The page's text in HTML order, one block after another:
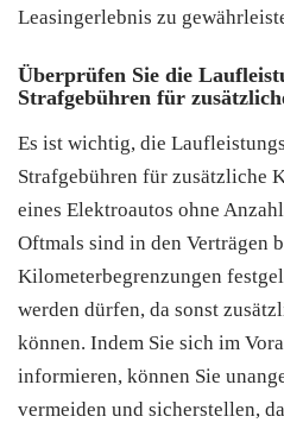
Leasingerlebnis zu
Überprüfen Sie die
Strafgebühren für
Es ist wichtig, die
Strafgebühren für zusätzliche
eines Elektroautos ohne
Oftmals sind in den Verträgen
Kilometerbegrenzungen
werden dürfen, da sonst
können. Indem Sie sich im
informieren, können Sie
vermeiden und sicherstellen,